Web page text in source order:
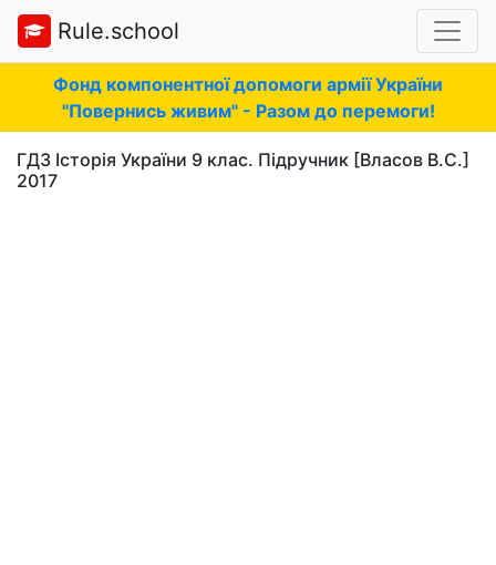
Rule.school
Фонд компонентної допомоги армії України
"Повернись живим" - Разом до перемоги!
ГДЗ Історія України 9 клас. Підручник [Власов В.С.]
2017